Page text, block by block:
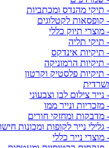
- תיקי מהנדס ומכתביות
- קופסאות לקטלוגים
- מוצרי תיוק כללי
- תיקי תליה
- תיקיות אינדקס
- תיקיות הרמוניקה
- תיקיות פלסטיק וקרטון
- נייר צילום לבן וצבעוני
- מזכריות ונייר ממו
- מדבקות ומחזקי חורים
- גלילי נייר לקופות ומכונות
- מוצרי נייר כללי